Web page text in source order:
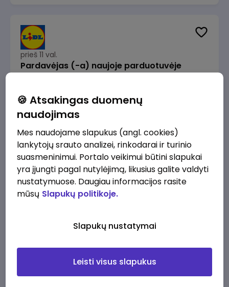
prieš 11 val.
Pardavėjas (-a) naujoje parduotuvėje
1715 - 2170 €/mėn.
prieš 12 val.
Darbo užmokesčio buhalteris(ė)
3000 - 3650 €/mėn. Prieš mokesčius
🍪 Atsakingas duomenų
naudojimas
Mes naudojame slapukus (angl. cookies)
lankytojų srauto analizei, rinkodarai ir turinio
suasmeninimui. Portalo veikimui būtini slapukai
yra įjungti pagal nutylėjimą, likusius galite valdyti
nustatymuose. Daugiau informacijos rasite
mūsų Slapukų politikoje.
Slapukų nustatymai
Leisti visus slapukus